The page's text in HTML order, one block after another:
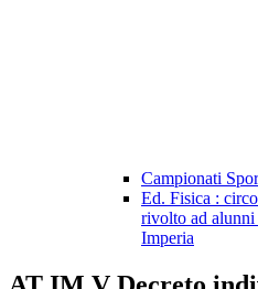
Campionati
Ed. Fisica :
rivolto ad
Imperia